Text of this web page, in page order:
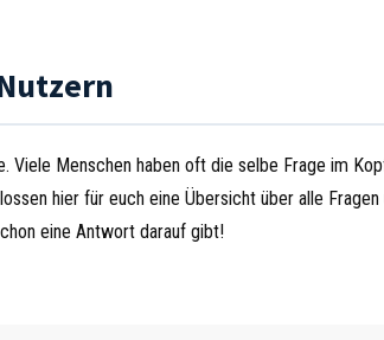
Viele Menschen haben oft die selbe Frage im
hier für euch eine Übersicht über alle
eine Antwort darauf gibt!